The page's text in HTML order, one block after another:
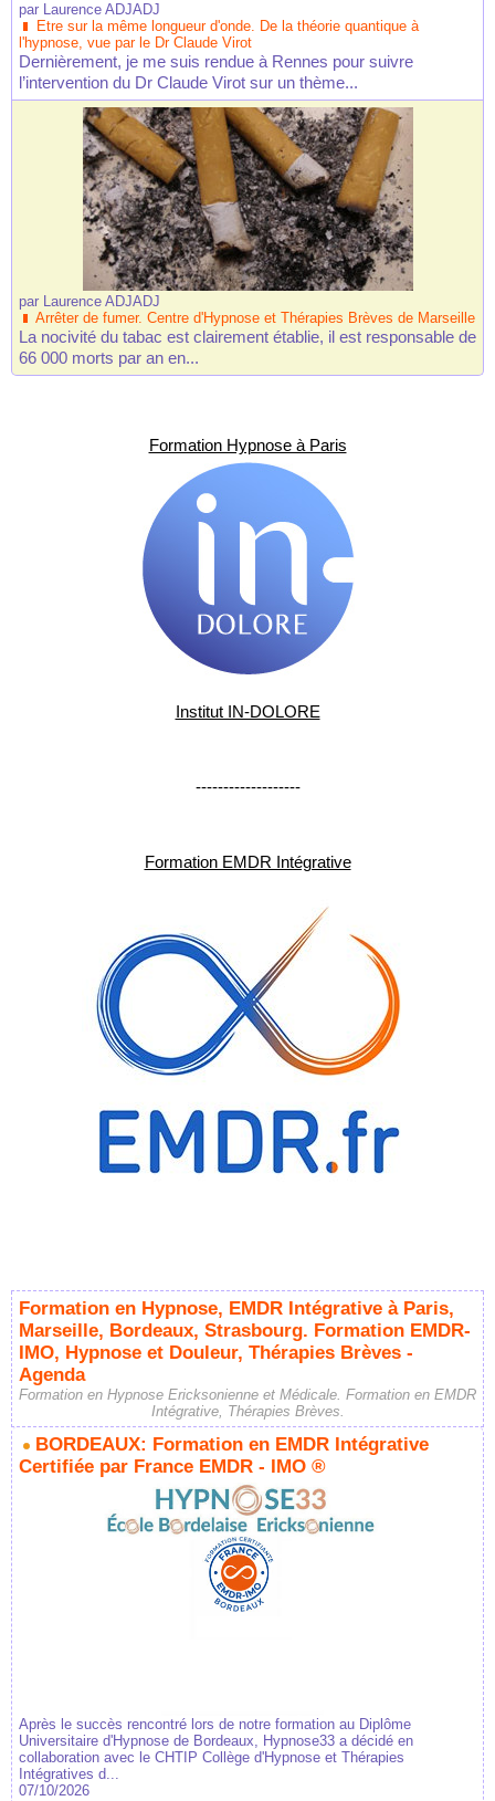
par Laurence ADJADJ
Etre sur la même longueur d'onde. De la théorie quantique à
l'hypnose, vue par le Dr Claude Virot
Dernièrement, je me suis rendue à Rennes pour suivre
l’intervention du Dr Claude Virot sur un thème...
par Laurence ADJADJ
Arrêter de fumer. Centre d'Hypnose et Thérapies Brèves de Marseille
La nocivité du tabac est clairement établie, il est responsable de
66 000 morts par an en...
Formation Hypnose à Paris
Institut IN-DOLORE
-------------------
Formation EMDR Intégrative
Formation en Hypnose, EMDR Intégrative à Paris,
Marseille, Bordeaux, Strasbourg. Formation EMDR-
IMO, Hypnose et Douleur, Thérapies Brèves -
Agenda
Formation en Hypnose Ericksonienne et Médicale. Formation en EMDR
Intégrative, Thérapies Brèves.
BORDEAUX: Formation en EMDR Intégrative
Certifiée par France EMDR - IMO ®
Après le succès rencontré lors de notre formation au Diplôme
Universitaire d'Hypnose de Bordeaux, Hypnose33 a décidé en
collaboration avec le CHTIP Collège d'Hypnose et Thérapies
Intégratives d...
07/10/2026